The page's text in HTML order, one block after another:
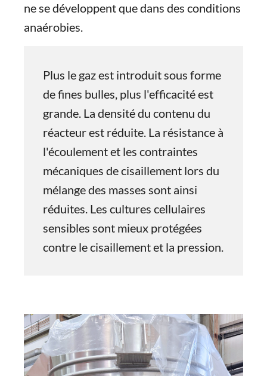
ne se développent que dans des conditions
anaérobies.
Plus le gaz est introduit sous forme
de fines bulles, plus l'efficacité est
grande. La densité du contenu du
réacteur est réduite. La résistance à
l'écoulement et les contraintes
mécaniques de cisaillement lors du
mélange des masses sont ainsi
réduites. Les cultures cellulaires
sensibles sont mieux protégées
contre le cisaillement et la pression.